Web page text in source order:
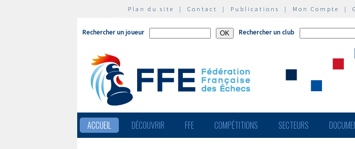
Plan du site | Contact | Publications | Mon Compte |
Rechercher un joueur Rechercher un club
ACCUEIL DÉCOUVRIR FFE COMPÉTITIONS SECTEURS